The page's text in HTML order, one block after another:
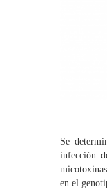
Se
infección
en el